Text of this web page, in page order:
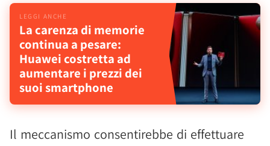
La carenza di memorie
continua a pesare:
Huawei costretta ad
aumentare i prezzi dei
suoi smartphone
Il meccanismo consentirebbe di effettuare